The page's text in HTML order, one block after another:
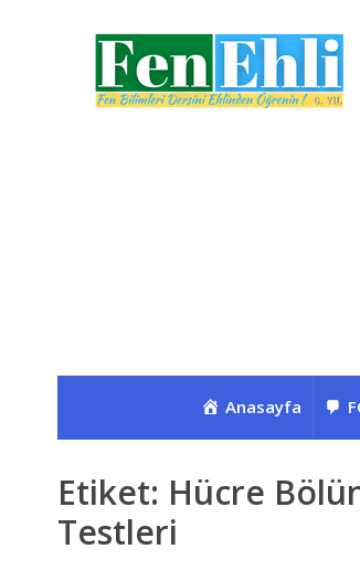
Anasayfa
Etiket: Hücre
Testleri